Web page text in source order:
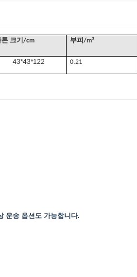
톤 크기/cm 부피/m³
43*43*122 0.21
운송 옵션도 가능합니다.